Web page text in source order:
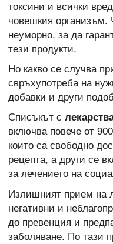
токсини и всички
човешкия организъм.
неуморно, за да
тези продукти.
Но какво се случва
свръхупотреба на
добавки и други
Списъкът с
включва повече от
които са свободно
рецепта, а други се
за лечението на
Излишният прием на
негативни и
до превенция и
заболяване. По тази